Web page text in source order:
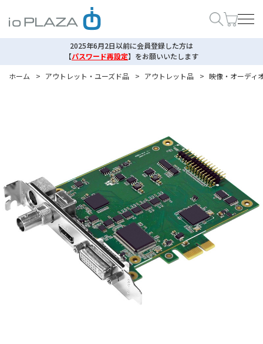
2025年6月2日以前に会員登録した方は
【パスワード再設定】 をお願いいたします
ホーム
> アウトレット・ユーズド品 > アウトレット品 > 映像・オーディ